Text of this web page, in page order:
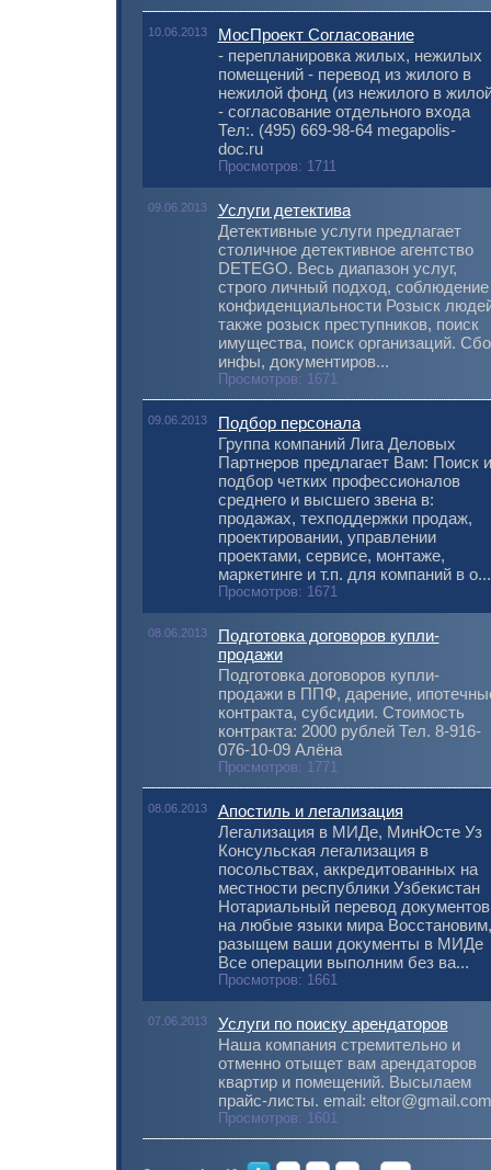
10.06.2013
МосПроект Согласование
- перепланировка жилых, нежилых
помещений - перевод из жилого в
нежилой фонд (из нежилого в
- согласование отдельного входа
Тел:. (495) 669-98-64 megapolis-
doc.ru
Просмотров: 1711
09.06.2013
Услуги детектива
Детективные услуги предлагает
столичное детективное агентство
DETEGO. Весь диапазон услуг,
строго личный подход, соблюдение
конфиденциальности Розыск
также розыск преступников, поиск
имущества, поиск организаций.
инфы, документиров...
Просмотров: 1671
09.06.2013
Подбор персонала
Группа компаний Лига Деловых
Партнеров предлагает Вам: Поиск и
подбор четких профессионалов
среднего и высшего звена в:
продажах, техподдержки продаж,
проектировании, управлении
проектами, сервисе, монтаже,
маркетинге и т.п. для компаний в о...
Просмотров: 1671
08.06.2013
Подготовка договоров купли-
продажи
Подготовка договоров купли-
продажи в ППФ, дарение,
контракта, субсидии. Стоимость
контракта: 2000 рублей Тел. 8-916-
076-10-09 Алёна
Просмотров: 1771
08.06.2013
Апостиль и легализация
Легализация в МИДе, МинЮсте Уз
Консульская легализация в
посольствах, аккредитованных на
местности республики Узбекистан
Нотариальный перевод документов
на любые языки мира Восстановим,
разыщем ваши документы в МИДе
Все операции выполним без ва...
Просмотров: 1661
07.06.2013
Услуги по поиску арендаторов
Наша компания стремительно и
отменно отыщет вам арендаторов
квартир и помещений. Высылаем
прайс-листы. email: eltor@gmail.com
Просмотров: 1601